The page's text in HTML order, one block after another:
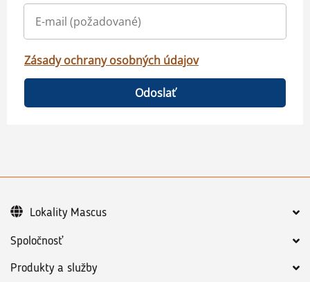
Zásady ochrany osobných údajov
Odoslať
Spoločnosť
Produkty a služby
Lokality Mascus